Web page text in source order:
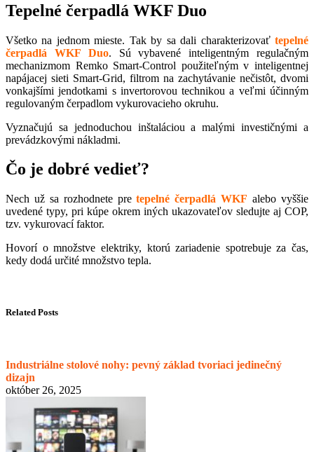
Tepelné čerpadlá WKF Duo
Všetko na jednom mieste. Tak by sa dali charakterizovať tepelné
čerpadlá WKF Duo. Sú vybavené inteligentným regulačným
mechanizmom Remko Smart-Control použiteľným v inteligentnej
napájacej sieti Smart-Grid, filtrom na zachytávanie nečistôt, dvomi
vonkajšími jendotkami s invertorovou technikou a veľmi účinným
regulovaným čerpadlom vykurovacieho okruhu.
Vyznačujú sa jednoduchou inštaláciou a malými investičnými a
prevádzkovými nákladmi.
Čo je dobré vedieť?
Nech už sa rozhodnete pretepelné čerpadlá WKF alebo vyššie
uvedené typy, pri kúpe okrem iných ukazovateľov sledujte aj COP,
tzv. vykurovací faktor.
Hovorí o množstve elektriky, ktorú zariadenie spotrebuje za čas,
kedy dodá určité množstvo tepla.
Related Posts
Industriálne stolové nohy: pevný základ tvoriaci jedinečný
dizajn
október 26, 2025